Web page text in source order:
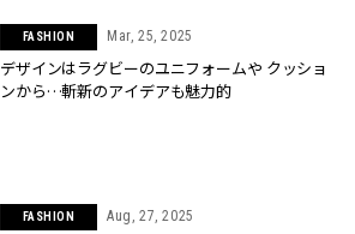
FASHION Mar, 25, 2025
デザインはラグビーのユニフォームや クッショ
ンから…斬新のアイデアも魅力的
FASHION Aug, 27, 2025